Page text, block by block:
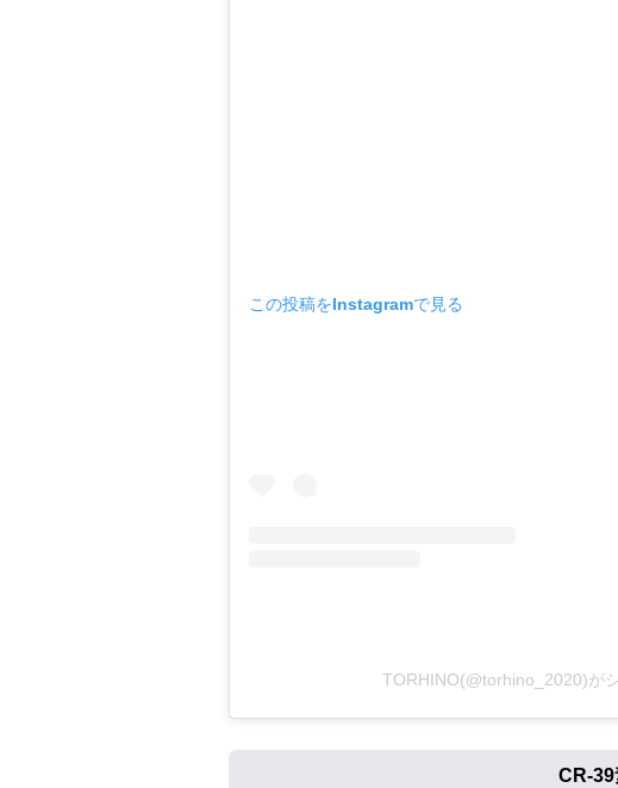
この投稿をInstagramで見る
TORHINO(@torhino_2020)が
CR-39